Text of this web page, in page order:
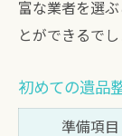
即日
堺市
富な業者を選
とができるでし
初めての遺品
準備項目